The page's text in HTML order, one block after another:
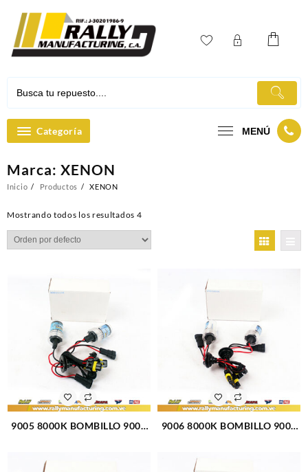
contenido
Categoría MENÚ
Marca: XENON
Inicio Productos XENON
Mostrando todos los resultados 4
9005 8000K BOMBILLO 9005
9006 8000K BOMBILLO 9006